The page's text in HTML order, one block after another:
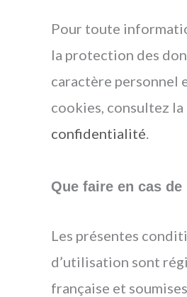
Pour toute
la protection des
caractère personnel
cookies, consultez la
confidentialité.
Que faire en cas
Les présentes
d’utilisation sont
française et